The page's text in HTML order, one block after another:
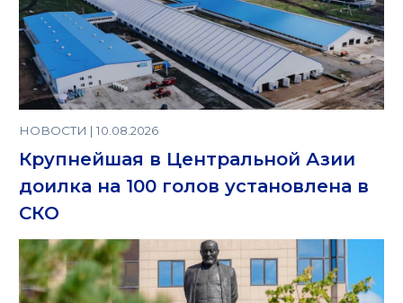
НОВОСТИ | 10.08.2026
Крупнейшая в Центральной Азии
доилка на 100 голов установлена в
СКО